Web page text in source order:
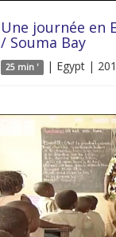
Une journée en
/ Souma Bay
25 min ' | Egypt |